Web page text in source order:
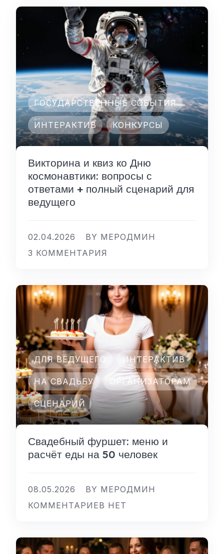
ГОСУДАРСТВЕННЫЕ СОБЫТИЯ
ИНТЕРАКТИВ КОНКУРСЫ
Викторина и квиз ко Дню
космонавтики: вопросы с
ответами + полный сценарий для
ведущего
02.04.2026
BY МЕРОДМИН
3 КОММЕНТАРИЯ
ДЛЯ ВЕДУЩЕГО ИНТЕРАКТИВ
НА СВАДЬБУ ОРГАНИЗАТОРАМ
СЦЕНАРИЙ
Свадебный фуршет: меню и
расчёт еды на 50 человек
08.05.2026
BY МЕРОДМИН
КОММЕНТАРИЕВ НЕТ